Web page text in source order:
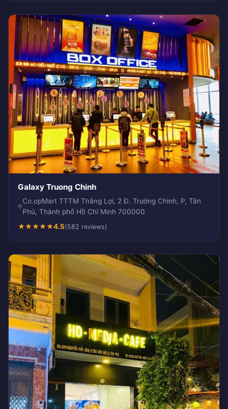
Galaxy Truong Chinh
Co.opMart TTTM Thắng Lợi, 2 Đ. Trường Chinh, P, Tân
Phú, Thành phố Hồ Chí Minh 700000
★★★★★4.5(582 reviews)